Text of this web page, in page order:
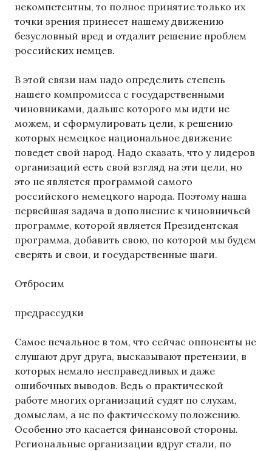
некомпетентны, то полное принятие только их
точки зрения принесет нашему движению
безусловный вред и отдалит решение проблем
российских немцев.
В этой связи нам надо определить степень
нашего компромисса с государственными
чиновниками, дальше которого мы идти не
можем, и сформулировать цели, к решению
которых немецкое национальное движение
поведет свой народ. Надо сказать, что у лидеров
организаций есть свой взгляд на эти цели, но
это не является программой самого
российского немецкого народа. Поэтому наша
первейшая задача в дополнение к чиновничьей
программе, которой является Президентская
программа, добавить свою, по которой мы будем
сверять и свои, и государственные шаги.
Отбросим
предрассудки
Самое печальное в том, что сейчас оппоненты не
слушают друг друга, высказывают претензии, в
которых немало несправедливых и даже
ошибочных выводов. Ведь о практической
работе многих организаций судят по слухам,
домыслам, а не по фактическому положению.
Особенно это касается финансовой стороны.
Региональные организации вдруг стали, по